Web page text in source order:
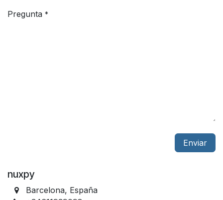
Pregunta *
Enviar
nuxpy
Barcelona, España